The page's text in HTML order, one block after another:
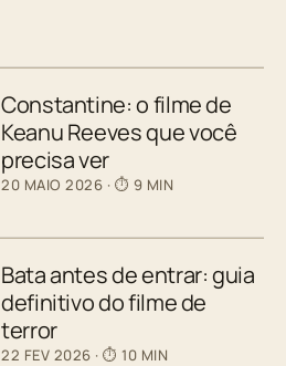
Constantine: o filme de
Keanu Reeves que você
precisa ver
20 MAIO 2026 · ⏱ 9 MIN
Bata antes de entrar: guia
definitivo do filme de
terror
22 FEV 2026 · ⏱ 10 MIN